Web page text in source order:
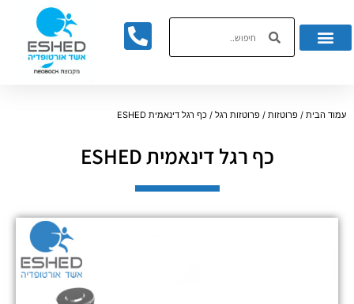
עמוד הבית / פרוטזות / פרוטזות רגל / כף רגל דינאמית ESHED
כף רגל דינאמית ESHED